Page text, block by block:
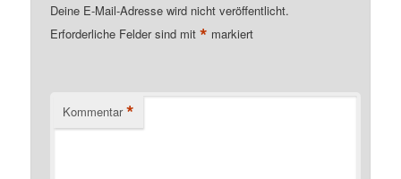
Deine E-Mail-Adresse wird nicht veröffentlicht.
Erforderliche Felder sind mit* markiert
Kommentar *